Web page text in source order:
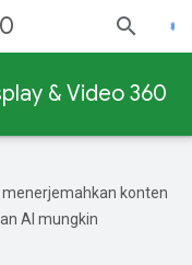
& Video 360
konten
AI mungkin